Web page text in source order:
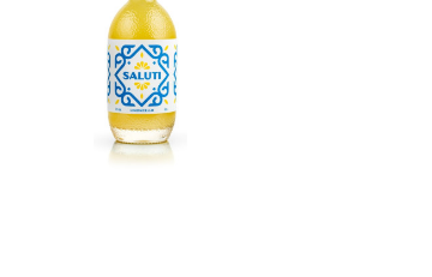
In den Korb